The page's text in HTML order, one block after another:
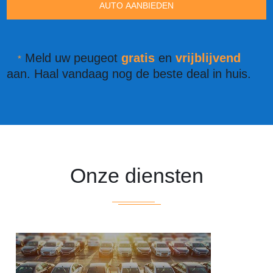
* Meld uw peugeotgratis envrijblijvend
aan. Haal vandaag nog de beste deal in huis.
Onze diensten